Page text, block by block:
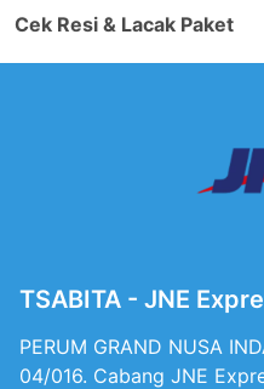
Cek Resi & Lacak Paket
TSABITA - JNE
PERUM GRAND NUSA
04/016. Cabang JNE